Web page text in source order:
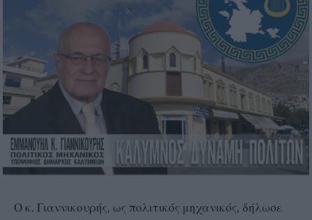
Ο κ. Γιαννικουρής, ως πολιτικός μηχανικός, δήλωσε